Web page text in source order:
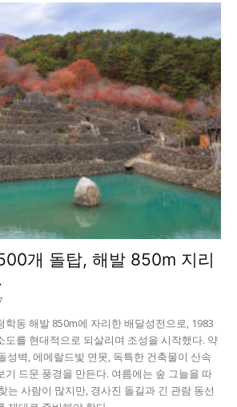
개 돌탑, 해발 850m 지리
학동 해발 850m에 자리한 배달성전으로, 1983
도를 현대적으로 되살리며 조성을 시작했다. 약
성벽, 에메랄드빛 연못, 독특한 건축물이 산속
기 드문 풍경을 만든다. 여름에는 숲 그늘을 따
는 사람이 많지만, 경사진 돌길과 긴 관람 동선